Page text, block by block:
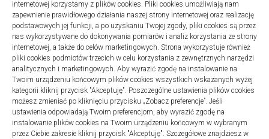
internetowej korzystamy z plików cookies. Pliki cookies umożliwiają nam
zapewnienie prawidłowego działania naszej strony internetowej oraz realizację
podstawowych jej funkcji, a po uzyskaniu Twojej zgody, pliki cookies są przez
nas wykorzystywane do dokonywania pomiarów i analiz korzystania ze strony
internetowej, a także do celów marketingowych. Strona wykorzystuje również
pliki cookies podmiotów trzecich w celu korzystania z zewnętrznych narzędzi
analitycznych i marketingowych. Aby wyrazić zgodę na instalowanie na
Twoim urządzeniu końcowym plików cookies wszystkich wskazanych wyżej
kategorii kliknij przycisk "Akceptuję". Poszczególne ustawienia plików cookies
możesz zmieniać po kliknięciu przycisku „Zobacz preferencje”. Jeśli
ustawienia odpowiadają Twoim preferencjom, aby wyrazić zgodę na
instalowanie plików cookies na Twoim urządzeniu końcowym w wybranym
przez Ciebie zakresie kliknij przycisk "Akceptuję". Szczegółowe znajdziesz w
15 marca 2023
Polityka plików cookies (EU) |Polityka prywatności